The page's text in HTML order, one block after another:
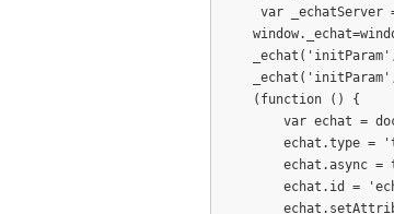
var _echatServer
    (function () {
var echat =
echat.type =
echat.async =
echat.id =